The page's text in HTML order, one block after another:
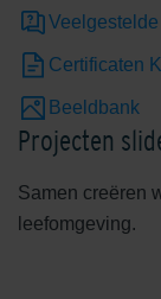
Certificaten
Beeldbank
Projecten
Samen creëren
leefomgeving.